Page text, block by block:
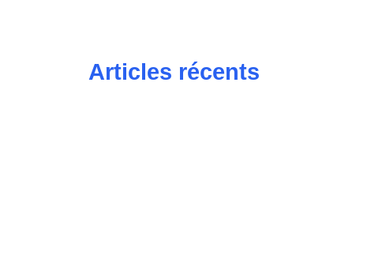
Articles récents